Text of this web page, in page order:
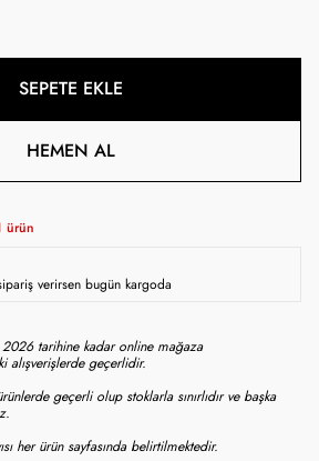
SEPETE EKLE
HEMEN AL
ürün
verirsen bugün kargoda
tarihine kadar online mağaza
alışverişlerde geçerlidir.
geçerli olup stoklarla sınırlıdır ve başka
her ürün sayfasında belirtilmektedir.